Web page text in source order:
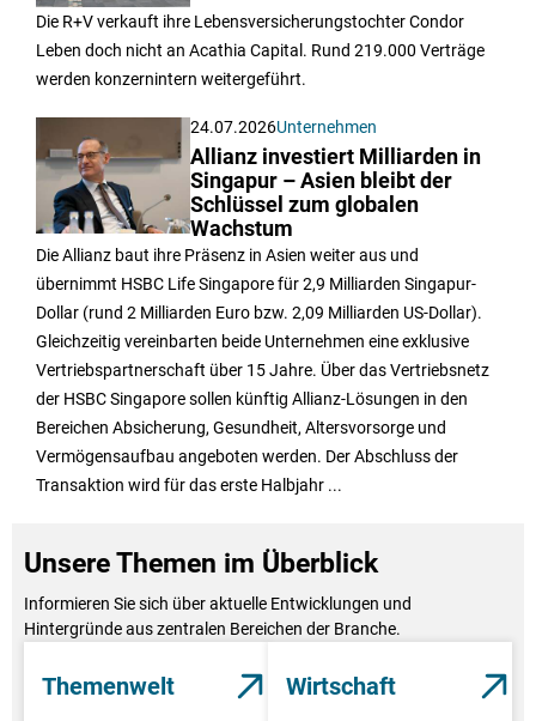
Die R+V verkauft ihre Lebensversicherungstochter Condor
Leben doch nicht an Acathia Capital. Rund 219.000 Verträge
werden konzernintern weitergeführt.
24.07.2026Unternehmen
Allianz investiert Milliarden in
Singapur – Asien bleibt der
Schlüssel zum globalen
Wachstum
Die Allianz baut ihre Präsenz in Asien weiter aus und
übernimmt HSBC Life Singapore für 2,9 Milliarden Singapur-
Dollar (rund 2 Milliarden Euro bzw. 2,09 Milliarden US-Dollar).
Gleichzeitig vereinbarten beide Unternehmen eine exklusive
Vertriebspartnerschaft über 15 Jahre. Über das Vertriebsnetz
der HSBC Singapore sollen künftig Allianz-Lösungen in den
Bereichen Absicherung, Gesundheit, Altersvorsorge und
Vermögensaufbau angeboten werden. Der Abschluss der
Transaktion wird für das erste Halbjahr ...
Unsere Themen im Überblick
Informieren Sie sich über aktuelle Entwicklungen und
Hintergründe aus zentralen Bereichen der Branche.
Themenwelt Wirtschaft